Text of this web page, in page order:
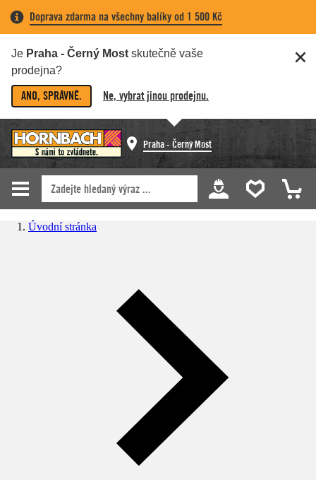
Doprava zdarma na všechny balíky od 1 500 Kč
Je Praha - Černý Most skutečně vaše
prodejna?
ANO, SPRÁVNĚ. Ne, vybrat jinou prodejnu.
Praha - Černý Most
Úvodní stránka